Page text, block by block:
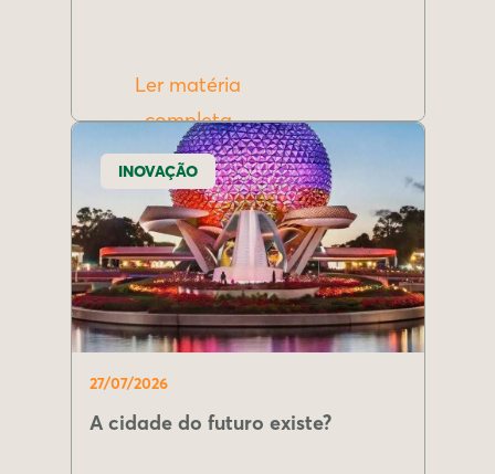
Ler matéria
completa
INOVAÇÃO
27/07/2026
A cidade do futuro existe?